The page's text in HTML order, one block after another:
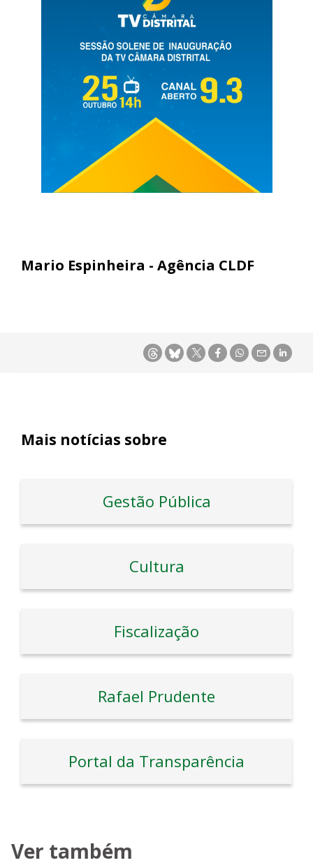
Mario Espinheira - Agência CLDF
Mais notícias sobre
Gestão Pública
Cultura
Fiscalização
Rafael Prudente
Portal da Transparência
Ver também